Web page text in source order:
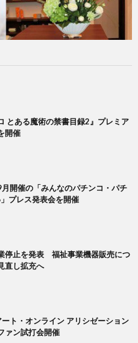
とある魔術の禁書目録2』プレミア
開催
開催の「みんなのパチンコ・パチ
プレス発表会を開催
停止を発表 福祉事業機器販売につ
直し拡充へ
ト・オンライン アリシゼーション
ァン試打会開催